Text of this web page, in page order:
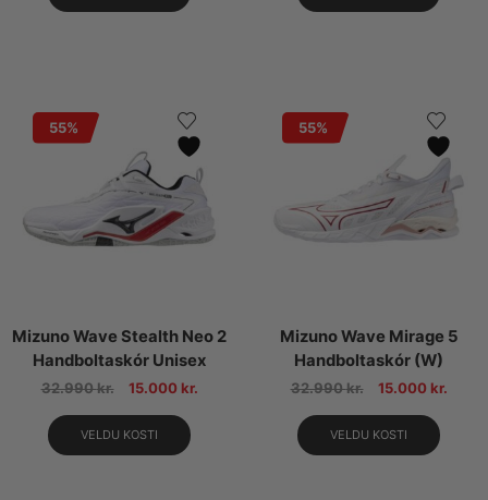
55%
Mizuno Wave Stealth Neo 2
Handboltaskór Unisex
32.990kr. 15.000 kr.
VELDU KOSTI
55%
Mizuno Wave Mirage 5
Handboltaskór (W)
32.990kr. 15.000 kr.
VELDU KOSTI